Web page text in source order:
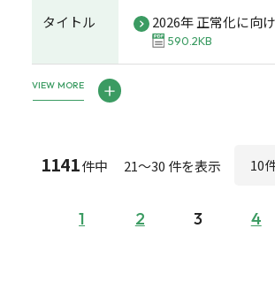
タイトル 2026年 正常化に向
590.2KB
VIEW MORE
1141件中 21～30 件を表示
1 2 3 4